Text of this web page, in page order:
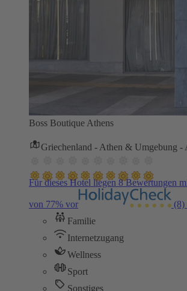
Boss Boutique Athens
Griechenland - Athen & Umgebung -
Für dieses Hotel liegen 8 Bewertungen
von 77% vor (8)
Familie
Internetzugang
Wellness
Sport
Sonstiges